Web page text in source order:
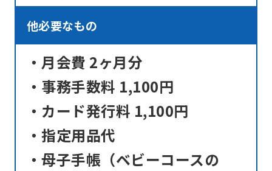
他必要なもの
・月会費 2ヶ月分
・事務手数料 1,100円
・カード発行料 1,100円
・指定用品代
・母子手帳（ベビーコースの